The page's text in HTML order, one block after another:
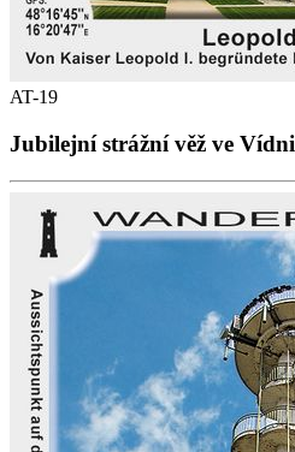
AT-19
Jubilejní strážní věž ve Vídni